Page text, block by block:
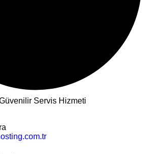
Servis Hizmeti